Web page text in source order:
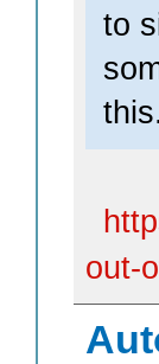
to
this.
out-